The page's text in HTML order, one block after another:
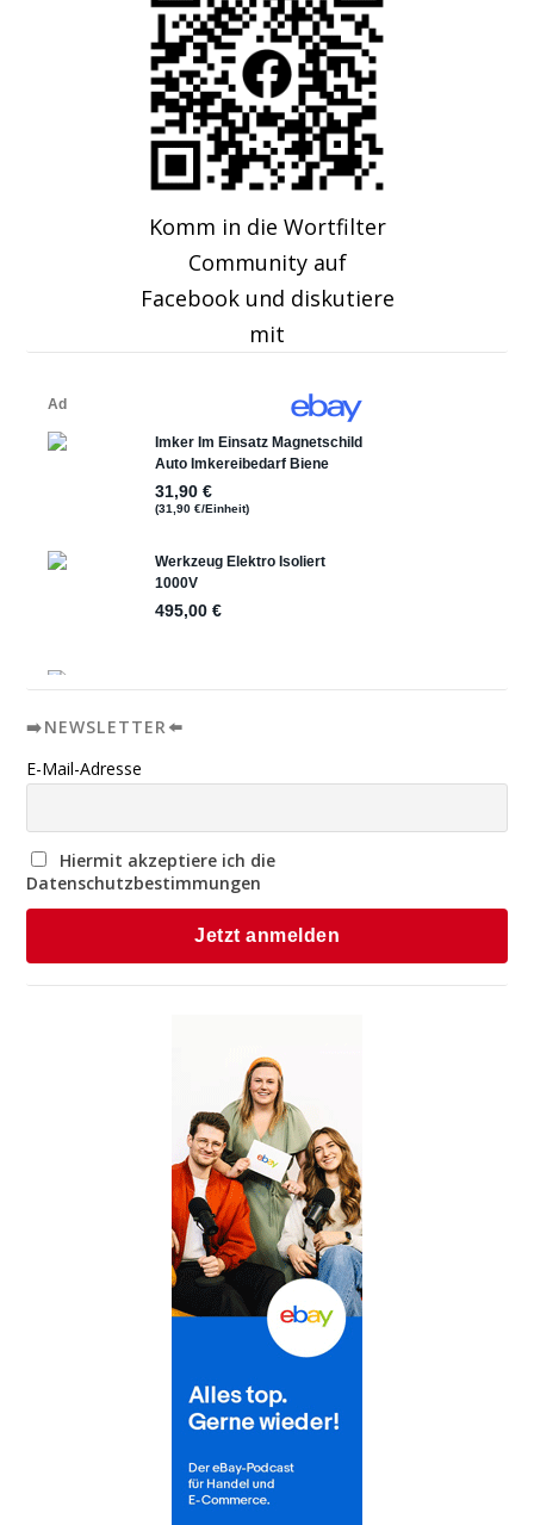
Komm in die Wortfilter
Community auf
Facebook und diskutiere
mit
➡️NEWSLETTER⬅️
E-Mail-Adresse
Hiermit akzeptiere ich die
Datenschutzbestimmungen